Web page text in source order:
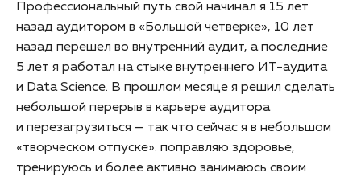
Профессиональный путь свой начинал я 15 лет
назад аудитором в «Большой четверке», 10 лет
назад перешел во внутренний аудит, а последние
5 лет я работал на стыке внутреннего ИТ-аудита
и Data Science. В прошлом месяце я решил сделать
небольшой перерыв в карьере аудитора
и перезагрузиться — так что сейчас я в небольшом
«творческом отпуске»: поправляю здоровье,
тренируюсь и более активно занимаюсь своим